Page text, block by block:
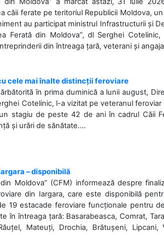
căii ferate pe teritoriul Republicii Moldova,
au participat ministrul Infrastructurii și
Ferată din Moldova”, dl Serghei
din întreaga țară, veterani și
cele mai înalte distincții feroviare
în prima duminică a lunii august,
Cotelinic, l-a vizitat pe veteranul
stagiu de peste 42 de ani în cadrul Căii
și urări de sănătate....
– disponibilă
Moldova” (CFM) informează despre
din Iargara, care este disponibilă
19 estacade feroviare funcționale pentru
în întreaga țară: Basarabeasca, Comrat,
Mateuți, Drochia, Brătușeni, Lipcani,